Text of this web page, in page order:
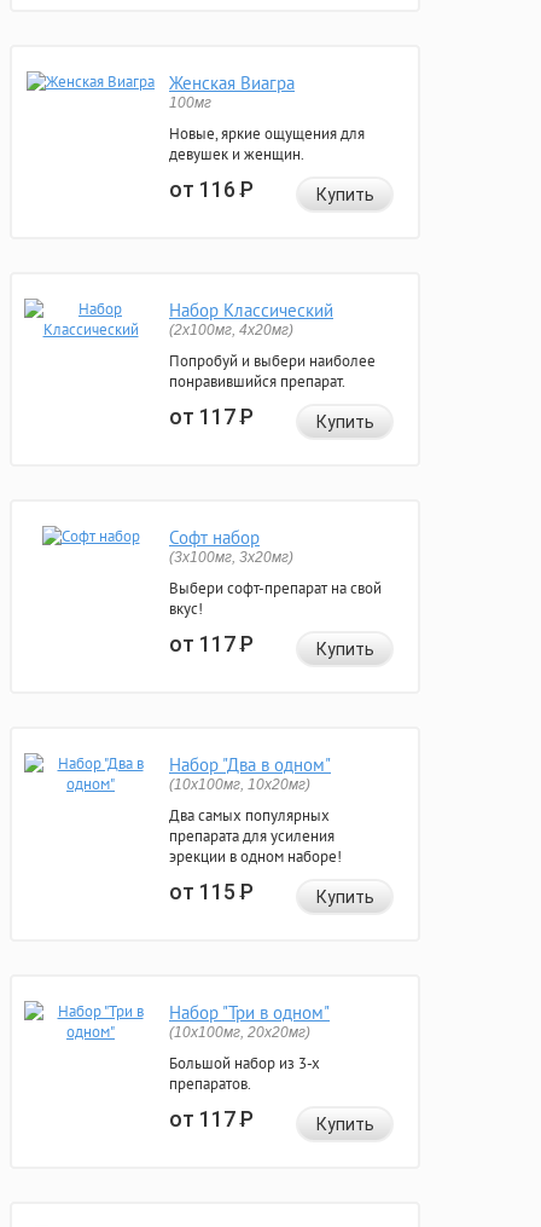
Женская Виагра
100мг
Новые, яркие ощущения для
девушек и женщин.
от 116Р Купить
Набор Классический
(2x100мг, 4x20мг)
Попробуй и выбери наиболее
понравившийся препарат.
от 117Р Купить
Софт набор
(3x100мг, 3x20мг)
Выбери софт-препарат на свой
вкус!
от 117Р Купить
Набор "Два в одном"
(10x100мг, 10x20мг)
Два самых популярных
препарата для усиления
эрекции в одном наборе!
от 115Р Купить
Набор "Три в одном"
(10x100мг, 20x20мг)
Большой набор из 3-х
препаратов.
от 117Р Купить